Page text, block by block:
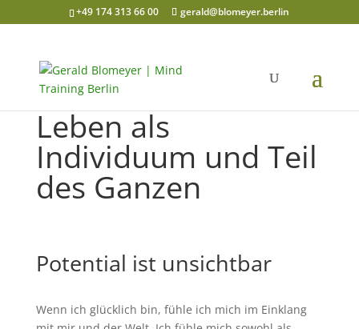
+49 174 313 66 00 gerald@blomeyer.berlin
Leben als
Individuum und Teil
des Ganzen
Potential ist unsichtbar
Wenn ich glücklich bin, fühle ich mich im Einklang